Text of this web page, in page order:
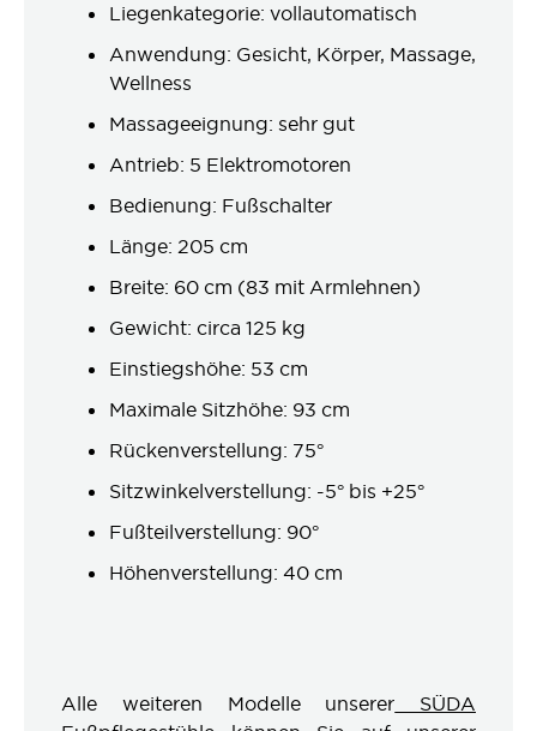
Liegenkategorie: vollautomatisch
Anwendung: Gesicht, Körper, Massage,
Wellness
Massageeignung: sehr gut
Antrieb: 5 Elektromotoren
Bedienung: Fußschalter
Länge: 205 cm
Breite: 60 cm (83 mit Armlehnen)
Gewicht: circa 125 kg
Einstiegshöhe: 53 cm
Maximale Sitzhöhe: 93 cm
Rückenverstellung: 75°
Sitzwinkelverstellung: -5° bis +25°
Fußteilverstellung: 90°
Höhenverstellung: 40 cm
Alle weiteren Modelle unserer
SÜDA